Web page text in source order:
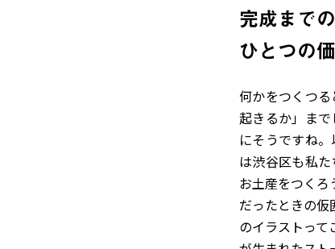
完成まで
ひとつの
何かをつくつ
起きるか」ま
にそうですね
は渋谷区も私
お土産をつくろ
だったときの仮
のイラストって